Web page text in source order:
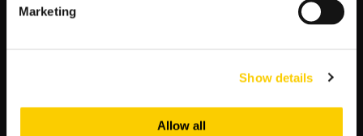
Marketing
Show details
Allow all
Podróż przez życie i karierę Dixie Deana była niesamowitą
przygodą. Dowiedzieliśmy się o jego osiągnięciach w barwach
jakimi musiał się zmierzyć, w tym kontuzje, które mogły
zakończyć jego karierę. Jednak dzięki determinacji i siły woli